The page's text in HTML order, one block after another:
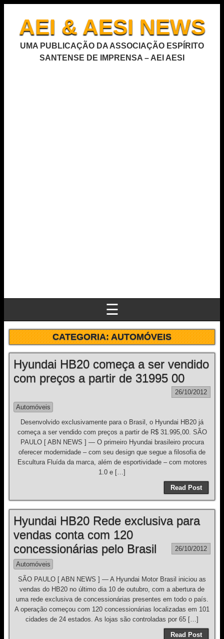
AEI & AESI NEWS
UMA PUBLICAÇÃO DA ASSOCIAÇÃO ESPÍRITO
SANTENSE DE IMPRENSA – AEI AESI
☰
CATEGORIA:AUTOMÓVEIS
Hyundai HB20 começa a ser vendido
com preços a partir de 31995 00
26/10/2012
Automóveis
Desenvolvido exclusivamente para o Brasil, o Hyundai HB20 já
começa a ser vendido com preços a partir de R$ 31.995,00. SÃO
PAULO [ ABN NEWS ] — O primeiro Hyundai brasileiro procura
oferecer modernidade – com seu design que segue a filosofia de
Escultura Fluída da marca, além de esportividade – com motores
1.0 e […]
Read Post
Hyundai HB20 Rede exclusiva para
vendas conta com 120
concessionárias pelo Brasil
26/10/2012
Automóveis
SÃO PAULO [ ABN NEWS ] — A Hyundai Motor Brasil iniciou as
vendas do HB20 no último dia 10 de outubro, com a abertura de
uma rede exclusiva de concessionárias presentes em todo o país.
A operação começou com 120 concessionárias localizadas em 101
cidades de 24 estados. As lojas são controladas por 65 […]
Read Post